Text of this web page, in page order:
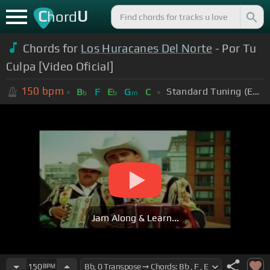
ChordU
Chords for Los Huracanes Del Norte - Por Tu
Culpa [Video Oficial]
150 bpm Bb F Eb Gm C Standard Tuning (EADGBE)
Jam Along & Learn...
150BPM